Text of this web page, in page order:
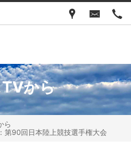
から
ら
第90回日本陸上競技選手権大会